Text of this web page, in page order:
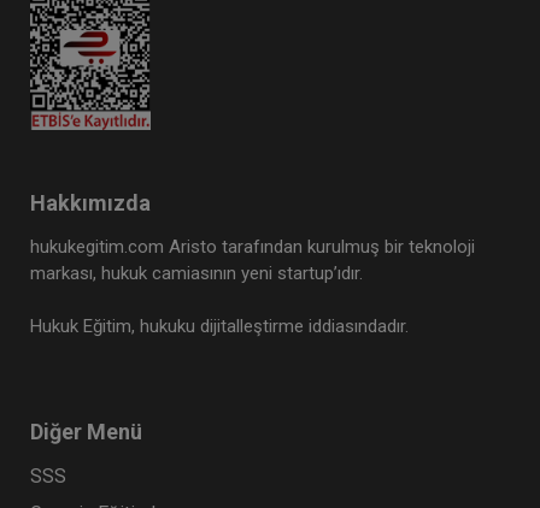
Hakkımızda
hukukegitim.com Aristo tarafından kurulmuş bir teknoloji
markası, hukuk camiasının yeni startup’ıdır.
Hukuk Eğitim, hukuku dijitalleştirme iddiasındadır.
Diğer Menü
SSS